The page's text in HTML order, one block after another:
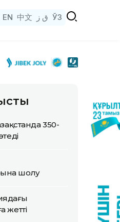
EN 中文 ق ز ЎЗ
350-
шолу
жетті